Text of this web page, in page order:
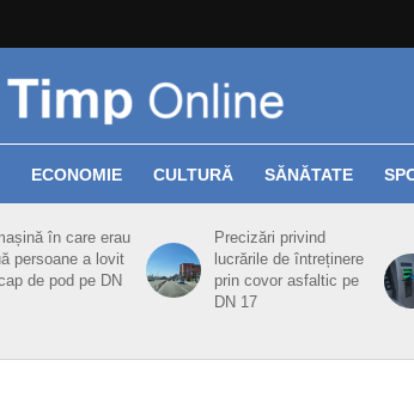
ECONOMIE CULTURĂ SĂNĂTATE
în care erau
persoane a lovit
de pod pe DN
Precizări privind
lucrările de întreținere
prin covor asfaltic pe
DN 17